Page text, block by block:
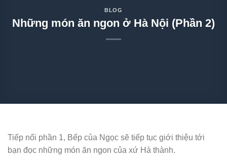
BLOG
Những món ăn ngon ở Hà Nội (Phần 2)
Tiếp nối phần 1, Bếp của Ngọc sẽ tiếp tục giới thiệu tới
bạn đọc những món ăn ngon của xứ Hà thành.